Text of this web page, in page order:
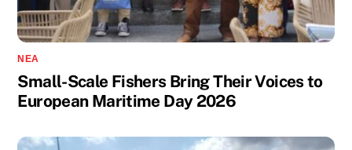
ΝΈΑ
Small-Scale Fishers Bring Their Voices to
European Maritime Day 2026